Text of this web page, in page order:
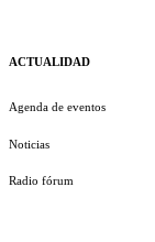
ACTUALIDAD
Agenda de eventos
Noticias
Radio fórum